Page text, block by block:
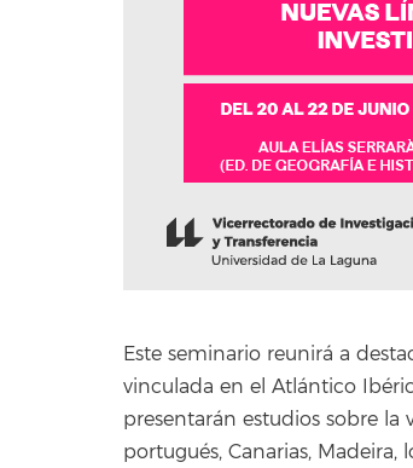
Este seminario reunirá a
vinculada en el Atlántico
presentarán estudios sobre
portugués, Canarias, Madeira,